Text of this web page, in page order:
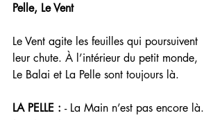
Pelle, Le Vent
Le Vent agite les feuilles qui poursuivent
leur chute. À l’intérieur du petit monde,
Le Balai et La Pelle sont toujours là.
LA PELLE : - La Main n’est pas encore là.